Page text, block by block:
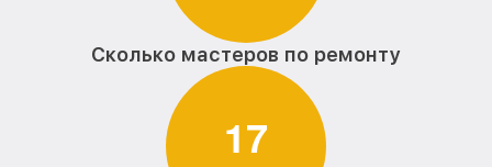
Сколько мастеров по ремонту
17